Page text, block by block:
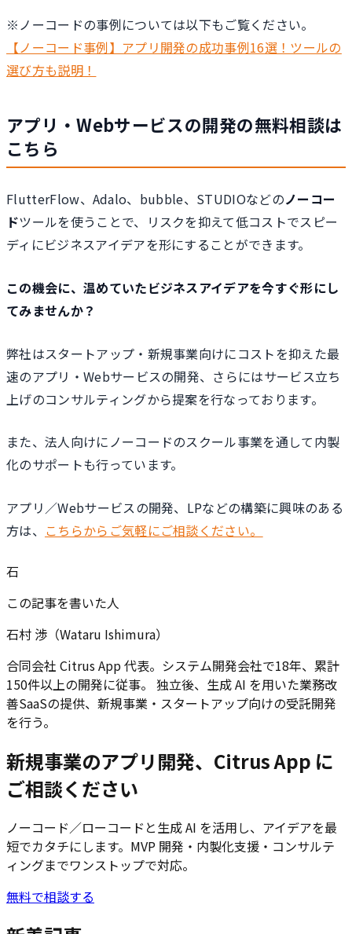
※ノーコードの事例については以下もご覧ください。
【ノーコード事例】アプリ開発の成功事例16選！ツールの
選び方も説明！
アプリ・Webサービスの開発の無料相談は
こちら
FlutterFlow、Adalo、bubble、STUDIOなどのノーコー
ドツールを使うことで、リスクを抑えて低コストでスピー
ディにビジネスアイデアを形にすることができます。
この機会に、温めていたビジネスアイデアを今すぐ形にし
てみませんか？
弊社はスタートアップ・新規事業向けにコストを抑えた最
速のアプリ・Webサービスの開発、さらにはサービス立ち
上げのコンサルティングから提案を行なっております。
また、法人向けにノーコードのスクール事業を通して内製
化のサポートも行っています。
アプリ／Webサービスの開発、LPなどの構築に興味のある
方は、 こちらからご気軽にご相談ください。
石
この記事を書いた人
石村 渉（Wataru Ishimura）
合同会社 Citrus App 代表。システム開発会社で18年、累計
150件以上の開発に従事。 独立後、生成 AI を用いた業務改
善SaaSの提供、新規事業・スタートアップ向けの受託開発
を行う。
新規事業のアプリ開発、Citrus App に
ご相談ください
ノーコード／ローコードと生成 AI を活用し、アイデアを最
短でカタチにします。MVP 開発・内製化支援・コンサルテ
ィングまでワンストップで対応。
無料で相談する